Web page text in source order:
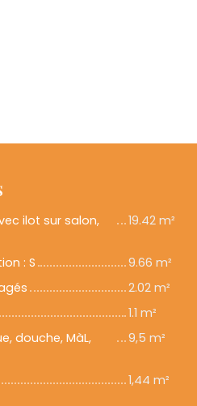
ilot sur salon,
19.42 m²
: S
9.66 m²
2.02 m²
1.1 m²
douche, MàL,
9,5 m²
1,44 m²